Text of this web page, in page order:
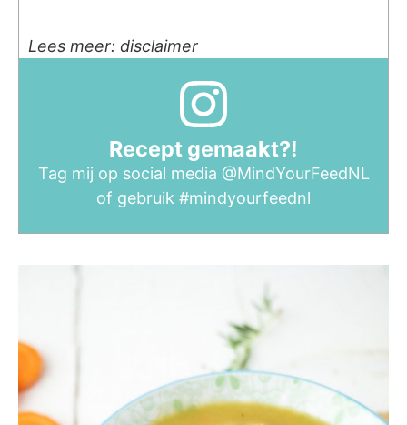
Lees meer: disclaimer
Recept gemaakt?!
Tag mij op social media @MindYourFeedNL
of gebruik #mindyourfeednl